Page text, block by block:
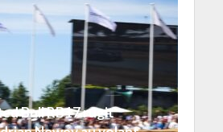
Bull RB17 rugit